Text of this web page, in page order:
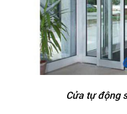
Cửa tự động